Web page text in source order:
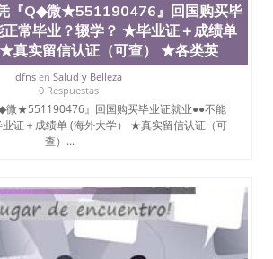
『Q◆微★551190476』回国购买毕
常毕业？辍学？ ★毕业证＋成绩单
真实留信认证（可查） ★各类英
dfnsen Salud y Belleza
0 Respuestas
微★551190476』回国购买毕业证就业●●不能
证＋成绩单 (海外大学） ★真实留信认证（可
查）...